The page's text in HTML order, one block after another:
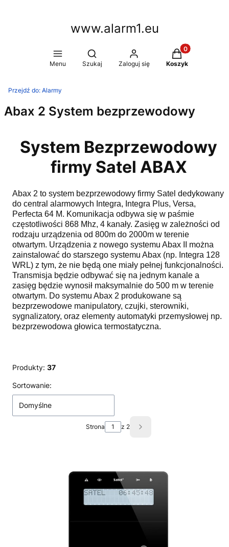
www.alarm1.eu
Menu
Otwórz wyszukiwarkę
Szukaj Zaloguj się
Produkty w
Koszyk
Przejdź do: Alarmy
Abax 2 System bezprzewodowy
System Bezprzewodowy
firmy Satel ABAX
Abax 2 to system bezprzewodowy firmy Satel dedykowany
do central alarmowych Integra, Integra Plus, Versa,
Perfecta 64 M. Komunikacja odbywa się w paśmie
częstotliwości 868 Mhz, 4 kanały. Zasięg w zależności od
rodzaju urządzenia od 800m do 2000m w terenie
otwartym. Urządzenia z nowego systemu Abax II można
zainstalować do starszego systemu Abax (np. Integra 128
WRL) z tym, że nie będą one miały pełnej funkcjonalności.
Transmisja będzie odbywać się na jednym kanale a
zasięg będzie wynosił maksymalnie do 500 m w terenie
otwartym. Do systemu Abax 2 produkowane są
bezprzewodowe manipulatory, czujki, sterowniki,
sygnalizatory, oraz elementy automatyki przemysłowej np.
bezprzewodowa głowica termostatyczna.
Produkty: 37
Lista produktów
Sortowanie:
Domyślne
Strona z 2 Następne produkty